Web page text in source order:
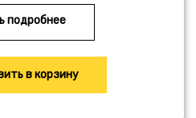
подробнее
в корзину